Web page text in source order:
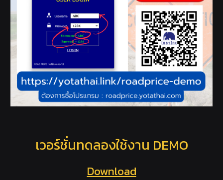
เวอร์ชั่นทดลองใช้งาน DEMO
Download